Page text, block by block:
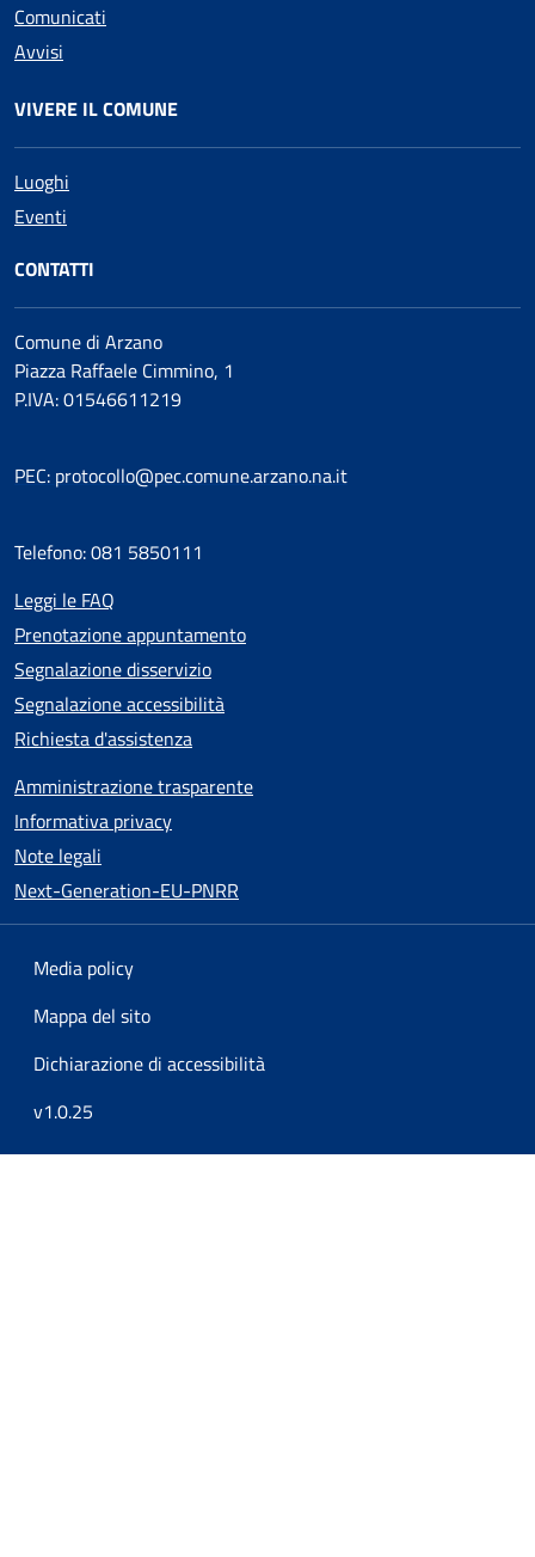
Comunicati
Avvisi
VIVERE IL COMUNE
Luoghi
Eventi
CONTATTI
Comune di Arzano
Piazza Raffaele Cimmino, 1
P.IVA: 01546611219
PEC: protocollo@pec.comune.arzano.na.it
Telefono: 081 5850111
Leggi le FAQ
Prenotazione appuntamento
Segnalazione disservizio
Segnalazione accessibilità
Richiesta d'assistenza
Amministrazione trasparente
Informativa privacy
Note legali
Next-Generation-EU-PNRR
Media policy
Mappa del sito
Dichiarazione di accessibilità
v1.0.25